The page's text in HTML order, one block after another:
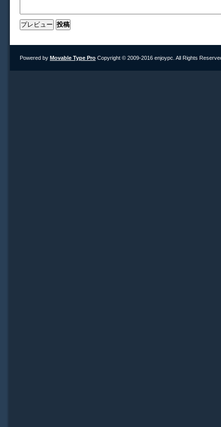
Powered by Movable Type Pro Copyright © 2009-2016 enjoypc. All Rights